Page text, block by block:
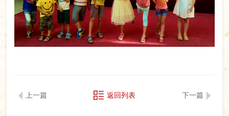
上一篇 返回列表 下一篇